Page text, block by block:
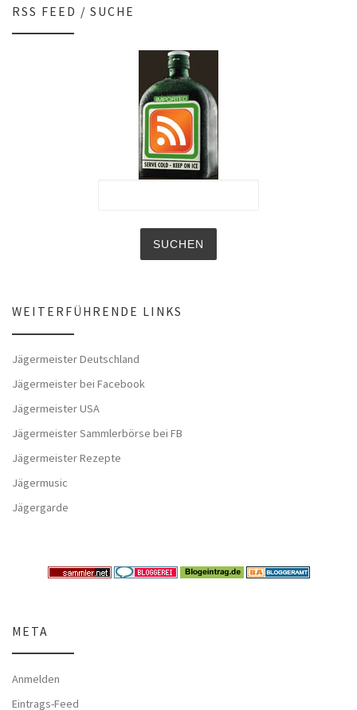
RSS FEED / SUCHE
WEITERFÜHRENDE LINKS
Jägermeister Deutschland
Jägermeister bei Facebook
Jägermeister USA
Jägermeister Sammlerbörse bei FB
Jägermeister Rezepte
Jägermusic
Jägergarde
META
Anmelden
Eintrags-Feed